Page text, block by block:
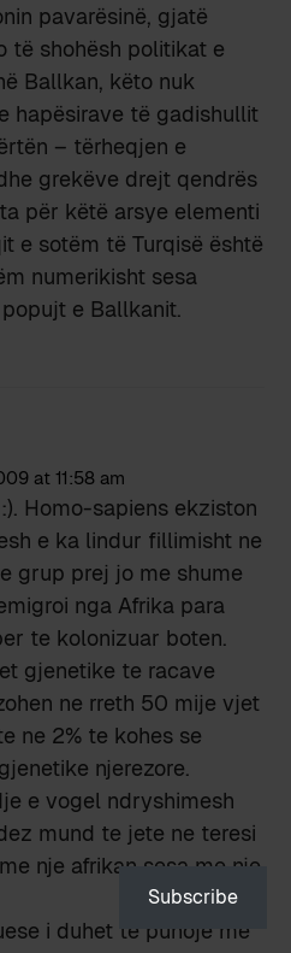
pavarësinë, gjatë
të shohësh politikat e
Ballkan, këto nuk
hapësirave të gadishullit
– tërheqjen e
grekëve drejt qendrës
për këtë arsye elementi
e sotëm të Turqisë është
numerikisht sesa
e Ballkanit.
at 11:58 am
Homo-sapiens ekziston
e ka lindur fillimisht ne
grup prej jo me shume
nga Afrika para
te kolonizuar boten.
gjenetike te racave
ne rreth 50 mije vjet
ne 2% te kohes se
njerezore.
e vogel ndryshimesh
mund te jete ne teresi
nje afrikan sesa me nje
i duhet te punoje me
Subscribe